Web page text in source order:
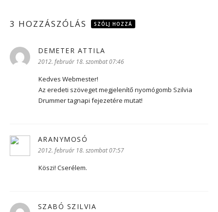
3 HOZZÁSZÓLÁS SZÓLJ HOZZÁ
DEMETER ATTILA
2012. február 18. szombat 07:46
Kedves Webmester!
Az eredeti szöveget megjelenítő nyomógomb Szilvia
Drummer tagnapi fejezetére mutat!
ARANYMOSÓ
2012. február 18. szombat 07:57
Köszi! Cserélem.
SZABÓ SZILVIA